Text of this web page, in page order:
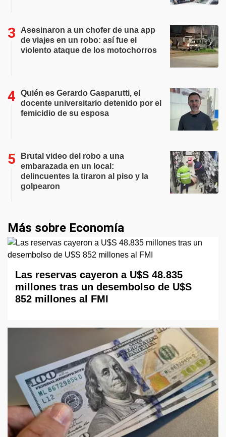
Asesinaron a un chofer de una app
de viajes en un robo: así fue el
violento ataque de los motochorros
Quién es Gerardo Gasparutti, el
docente universitario detenido por el
femicidio de su esposa
Brutal video del robo a una
embarazada en un local:
delincuentes la tiraron al piso y la
golpearon
Más sobre Economía
Las reservas cayeron a U$S 48.835
millones tras un desembolso de U$S
852 millones al FMI